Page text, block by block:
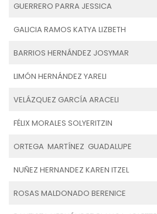
GUERRERO PARRA JESSICA
GALICIA RAMOS KATYA LIZBETH
BARRIOS HERNÁNDEZ JOSYMAR
LIMÓN HERNÁNDEZ YARELI
VELÁZQUEZ GARCÍA ARACELI
FÉLIX MORALES SOLYERITZIN
ORTEGA MARTÍNEZ GUADALUPE
NUÑEZ HERNANDEZ KAREN ITZEL
ROSAS MALDONADO BERENICE